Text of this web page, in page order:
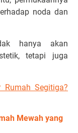
noda dan
hanya akan
tetapi juga
Segitiga?
Mewah yang